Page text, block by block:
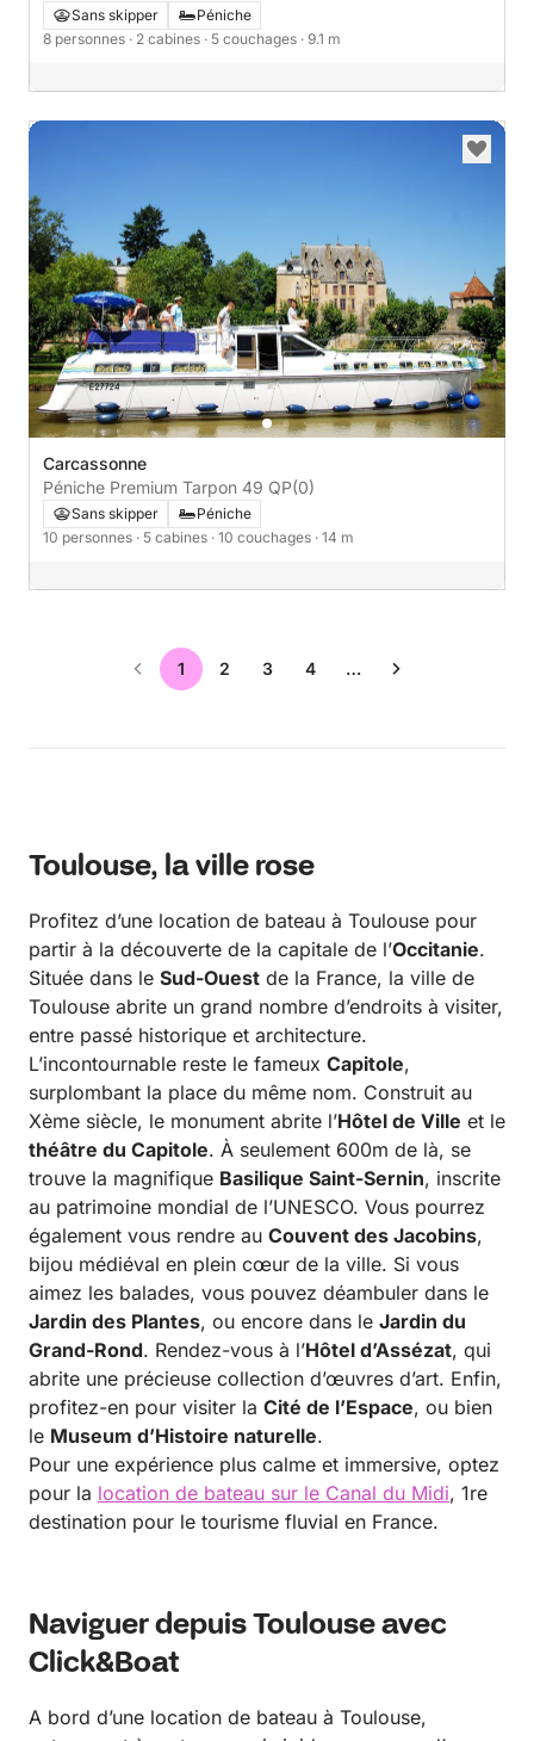
Sans skipper
Péniche
8 personnes · 2 cabines · 5 couchages · 9.1 m
Carcassonne
Péniche Premium Tarpon 49 QP(0)
Sans skipper
Péniche
10 personnes · 5 cabines · 10 couchages · 14 m
1 2 3 4 …
Toulouse, la ville rose
Profitez d’une location de bateau à Toulouse pour
partir à la découverte de la capitale de l’Occitanie.
Située dans le Sud-Ouest de la France, la ville de
Toulouse abrite un grand nombre d’endroits à visiter,
entre passé historique et architecture.
L’incontournable reste le fameux Capitole,
surplombant la place du même nom. Construit au
Xème siècle, le monument abrite l’Hôtel de Ville et le
théâtre du Capitole. À seulement 600m de là, se
trouve la magnifique Basilique Saint-Sernin, inscrite
au patrimoine mondial de l’UNESCO. Vous pourrez
également vous rendre au Couvent des Jacobins,
bijou médiéval en plein cœur de la ville. Si vous
aimez les balades, vous pouvez déambuler dans le
Jardin des Plantes, ou encore dans le Jardin du
Grand-Rond. Rendez-vous à l’Hôtel d’Assézat, qui
abrite une précieuse collection d’œuvres d’art. Enfin,
profitez-en pour visiter la Cité de l’Espace, ou bien
le Museum d’Histoire naturelle.
Pour une expérience plus calme et immersive, optez
pour la location de bateau sur le Canal du Midi, 1re
destination pour le tourisme fluvial en France.
Naviguer depuis Toulouse avec
Click&Boat
A bord d’une location de bateau à Toulouse,